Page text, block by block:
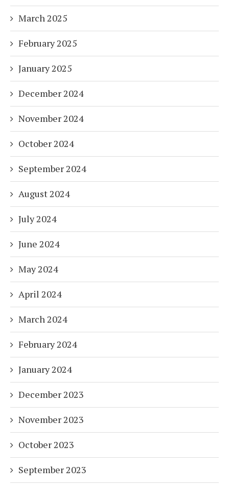
March 2025
February 2025
January 2025
December 2024
November 2024
October 2024
September 2024
August 2024
July 2024
June 2024
May 2024
April 2024
March 2024
February 2024
January 2024
December 2023
November 2023
October 2023
September 2023